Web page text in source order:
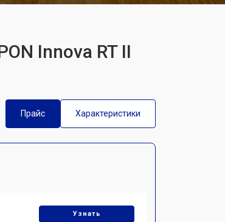
Innova RT II
Прайс
Характеристики
Узнать